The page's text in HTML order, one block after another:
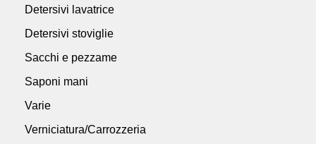
Detersivi lavatrice
Detersivi stoviglie
Sacchi e pezzame
Saponi mani
Varie
Verniciatura/Carrozzeria